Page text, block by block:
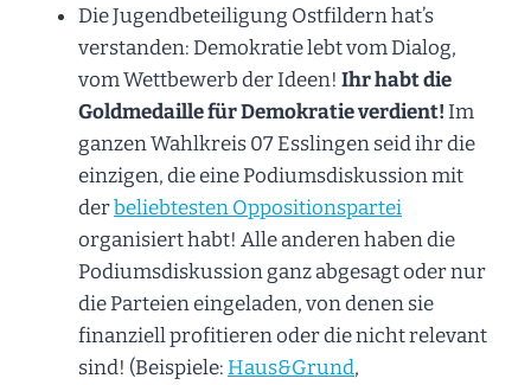
Die Jugendbeteiligung Ostfildern hat’s
verstanden: Demokratie lebt vom Dialog,
vom Wettbewerb der Ideen! Ihr habt die
Goldmedaille für Demokratie verdient!Im
ganzen Wahlkreis 07 Esslingen seid ihr die
einzigen, die eine Podiumsdiskussion mit
derbeliebtesten Oppositionspartei
organisiert habt! Alle anderen haben die
Podiumsdiskussion ganz abgesagt oder nur
die Parteien eingeladen, von denen sie
finanziell profitieren oder die nicht relevant
sind! (Beispiele:Haus&Grund,